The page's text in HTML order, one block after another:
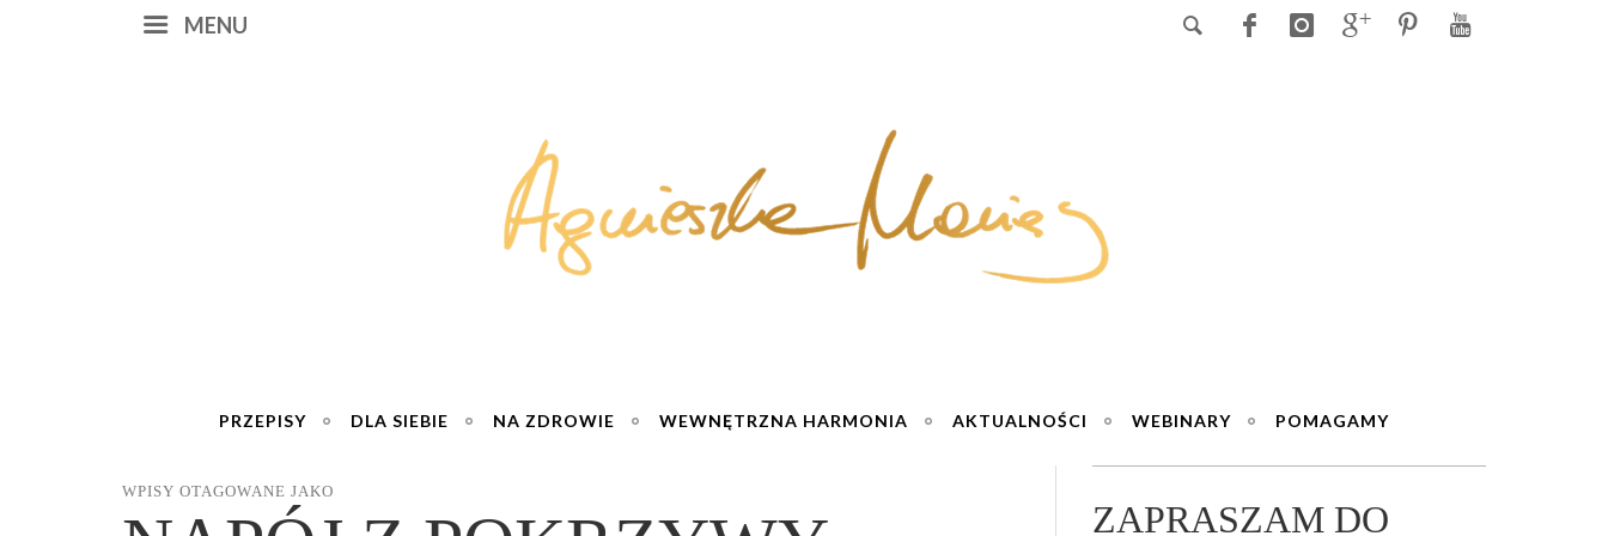
MENU
PRZEPISY DLA SIEBIE NA ZDROWIE WEWNĘTRZNA HARMONIA AKTUALNOŚCI WEBINARY POMAGAMY
WPISY OTAGOWANE JAKO
ZAPRASZAM DO